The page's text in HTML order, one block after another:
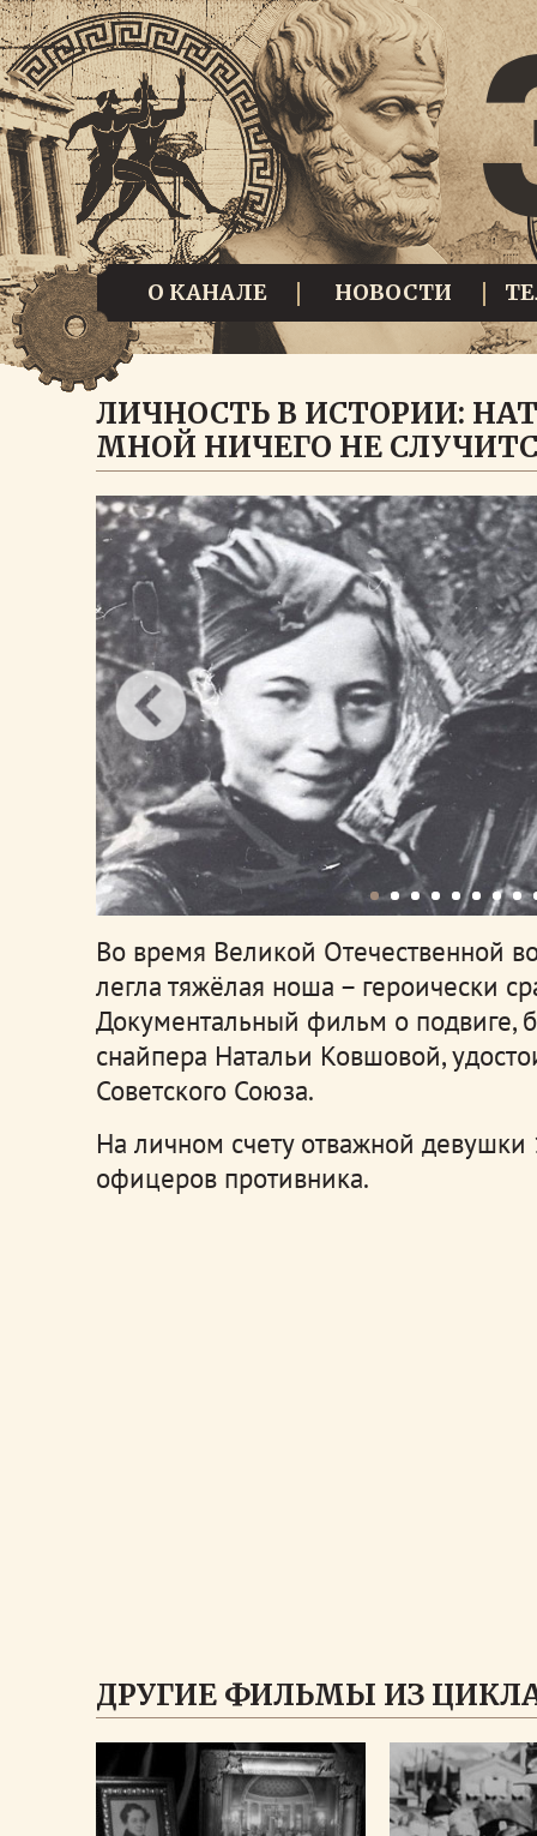
О КАНАЛЕ НОВОСТИ
ЛИЧНОСТЬ В ИСТОРИИ:
МНОЙ НИЧЕГО НЕ
Во время Великой Отечественной
легла тяжёлая ноша – героически
Документальный фильм о подвиге,
снайпера Натальи Ковшовой,
Советского Союза.
На личном счету отважной
офицеров противника.
ДРУГИЕ ФИЛЬМЫ ИЗ